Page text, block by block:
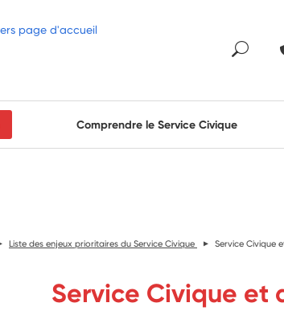
Comprendre le Service Civique
Liste des enjeux prioritaires du Service Civique Service Civique
Service Civique et